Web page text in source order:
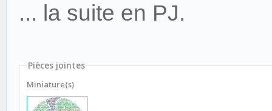
... la suite en PJ.
Pièces jointes
Miniature(s)